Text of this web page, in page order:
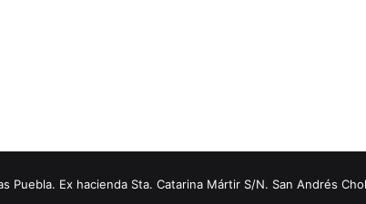
Ex hacienda Sta. Catarina Mártir S/N. San Andrés